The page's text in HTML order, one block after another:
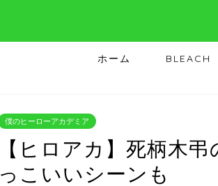
ホーム BLEACH
僕のヒーローアカデミア
【ヒロアカ】死柄木
っこいいシーンも